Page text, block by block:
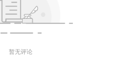
暂无评论